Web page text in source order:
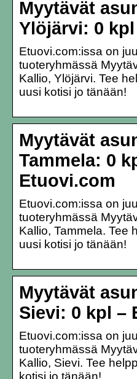
Myytävät
Ylöjärvi: 0
Etuovi.com:issa on
tuoteryhmässä
Kallio, Ylöjärvi. Tee
uusi kotisi jo tänään!
Myytävät
Tammela: 0
Etuovi.com
Etuovi.com:issa on
tuoteryhmässä
Kallio, Tammela. Tee
uusi kotisi jo tänään!
Myytävät
Sievi: 0 kpl –
Etuovi.com:issa on
tuoteryhmässä
Kallio, Sievi. Tee
kotisi jo tänään!